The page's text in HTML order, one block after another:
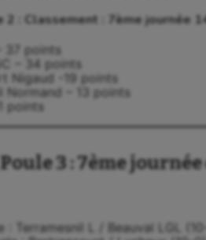
2 : Classement : 7ème journée
37 points
– 34 points
Nigaud -19 points
Normand – 13 points
points
3 : 7ème
: Terramesnil L / Beauval LGL (10-